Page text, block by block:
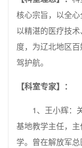
核心宗旨，以全心
以精湛的医疗技
度，为辽北地区
驾护航。
【科室专家】：
1、王小辉：
基地教学主任，
学。曾在解放军